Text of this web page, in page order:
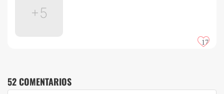
+5
17
52 COMENTARIOS